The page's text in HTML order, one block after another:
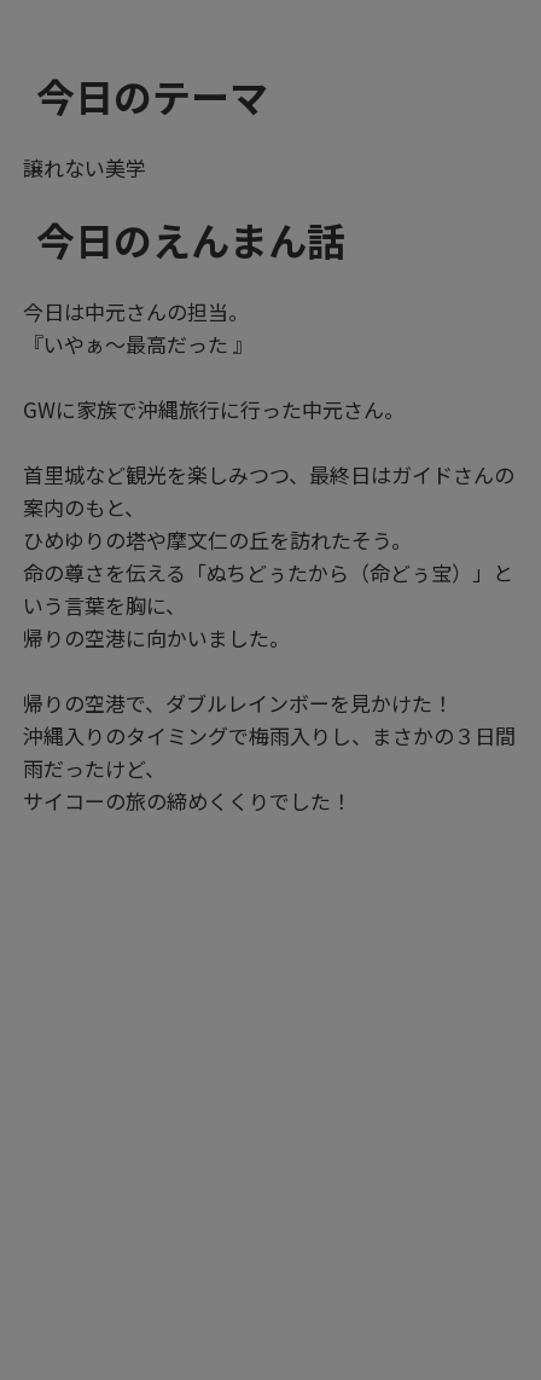
今日のテーマ
譲れない美学
今日のえんまん話
今日は中元さんの担当。
『いやぁ～最高だった 』
GWに家族で沖縄旅行に行った中元さん。
首里城など観光を楽しみつつ、最終日はガイドさんの
案内のもと、
ひめゆりの塔や摩文仁の丘を訪れたそう。
命の尊さを伝える「ぬちどぅたから（命どぅ宝）」と
いう言葉を胸に、
帰りの空港に向かいました。
帰りの空港で、ダブルレインボーを見かけた！
沖縄入りのタイミングで梅雨入りし、まさかの３日間
雨だったけど、
サイコーの旅の締めくくりでした！